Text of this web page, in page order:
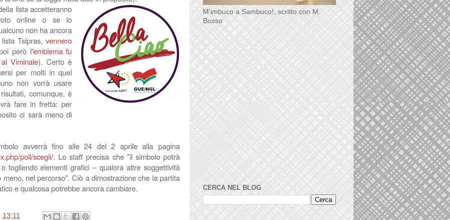
lista accetteranno
online o se lo
non ha ancora
Tsipras,vennero
però l'emblema fu
Viminale). Certo è
per molti in quel
non vorrà usare
comunque, è
fare in fretta: per
ci sarà meno di
avverrà fino alle 24 del 2 aprile alla pagina
poll/scegli/. Lo staff precisa che "il simbolo potrà
togliendo elementi grafici – qualora altre soggettività
nel percorso". Ciò a dimostrazione che la partita
e qualcosa potrebbe ancora cambiare.
13:11
M'imbuco a Sambuco!, scritto con M.
Bosso
CERCA NEL BLOG